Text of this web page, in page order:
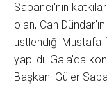
Sabancı'nın
olan, Can
üstlendiği Mustafa
yapıldı. Gala'da
Başkanı Güler